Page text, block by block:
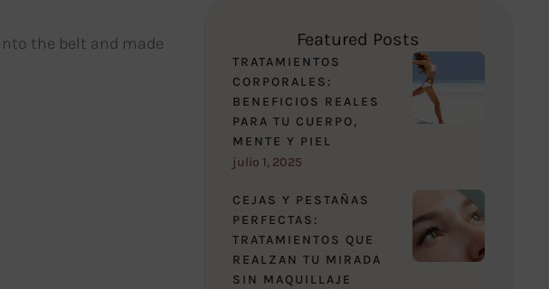
the belt and made
Featured Posts
TRATAMIENTOS
CORPORALES:
BENEFICIOS REALES
PARA TU CUERPO,
MENTE Y PIEL
julio 1, 2025
CEJAS Y PESTAÑAS
PERFECTAS:
TRATAMIENTOS QUE
REALZAN TU MIRADA
SIN MAQUILLAJE